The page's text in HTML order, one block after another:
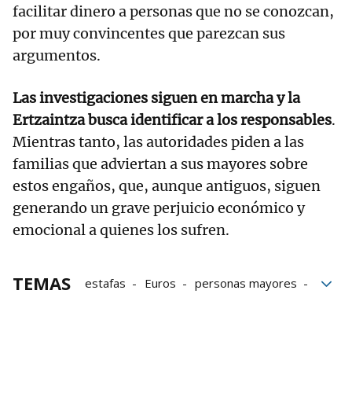
facilitar dinero a personas que no se conozcan,
por muy convincentes que parezcan sus
argumentos.
Las investigaciones siguen en marcha y la
Ertzaintza busca identificar a los responsables.
Mientras tanto, las autoridades piden a las
familias que adviertan a sus mayores sobre
estos engaños, que, aunque antiguos, siguen
generando un grave perjuicio económico y
emocional a quienes los sufren.
TEMAS estafas Euros
personas mayores